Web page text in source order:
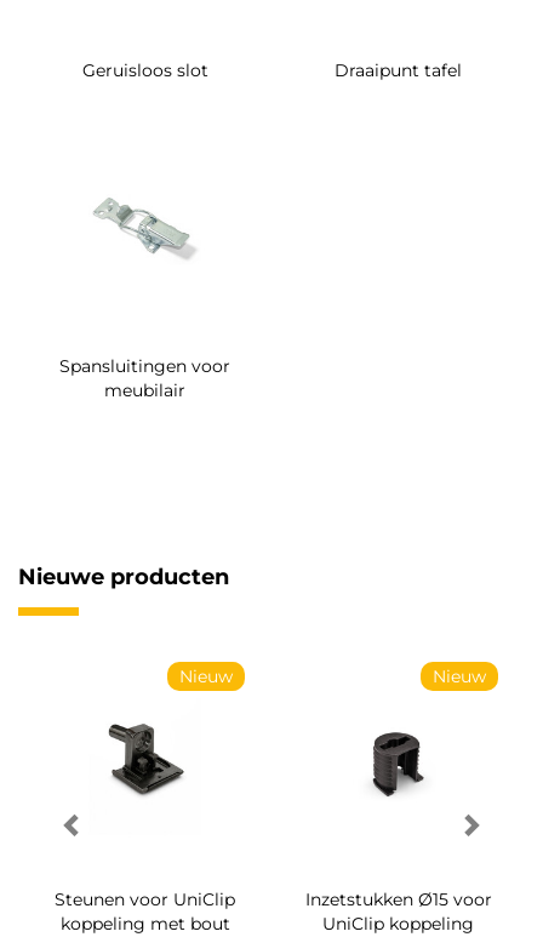
Geruisloos slot Draaipunt tafel
Spansluitingen voor
meubilair
Nieuwe producten
Nieuw
Steunen voor UniClip
koppeling met bout
Nieuw
Inzetstukken Ø15 voor
UniClip koppeling